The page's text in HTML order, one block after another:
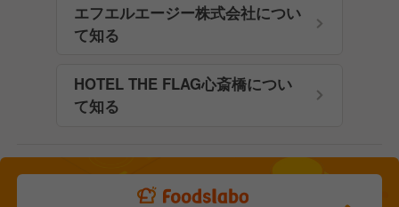
エフエルエージー株式会社につい
て知る
HOTEL THE FLAG心斎橋につい
て知る